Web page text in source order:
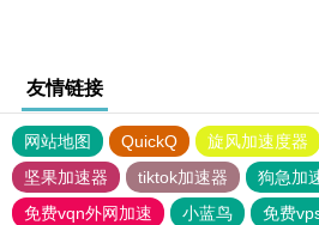
友情链接
网站地图 QuickQ 旋风加速度器
坚果加速器
tiktok加速器
狗急加
免费vqn外网加速
小蓝鸟
免费